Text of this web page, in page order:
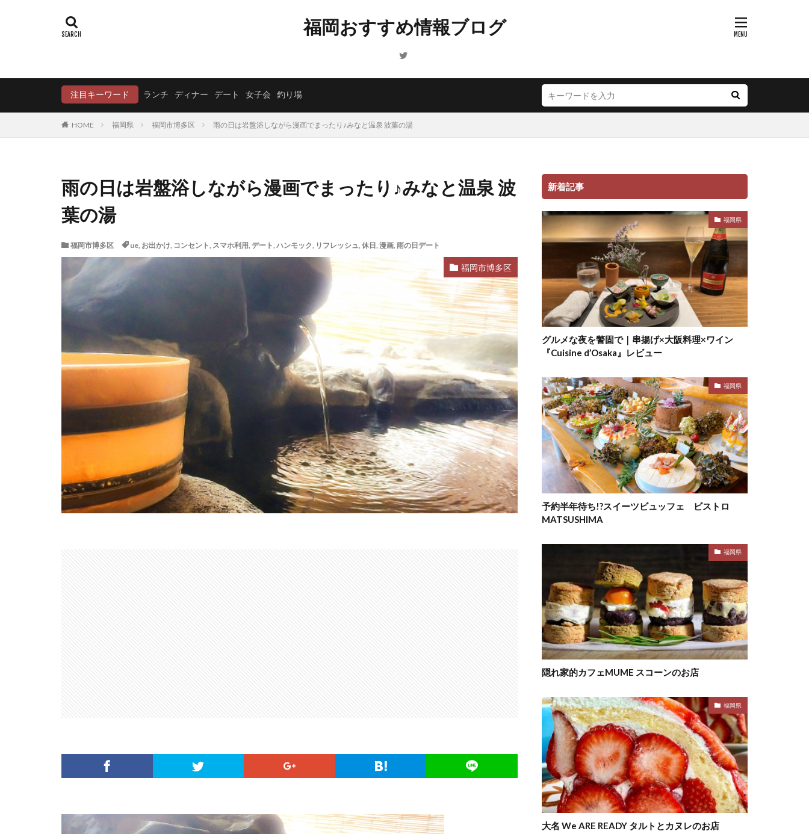
福岡おすすめ情報ブログ
注目キーワード ランチ ディナー デート 女子会 釣り場
HOME 福岡県 福岡市博多区 雨の日は岩盤浴しながら漫画でまったり♪みなと温泉 波葉の湯
雨の日は岩盤浴しながら漫画でまったり♪みなと温泉 波
葉の湯
福岡市博多区 ue, お出かけ, コンセント, スマホ利用, デート, ハンモック, リフレッシュ, 休日, 漫画, 雨の日デート
福岡市博多区
新着記事
福岡県
グルメな夜を警固で｜串揚げ×大阪料理×ワイン
『Cuisine d’Osaka』レビュー
福岡県
予約半年待ち!?スイーツビュッフェ ビストロ
MATSUSHIMA
福岡県
隠れ家的カフェMUME スコーンのお店
福岡県
大名 We ARE READY タルトとカヌレのお店